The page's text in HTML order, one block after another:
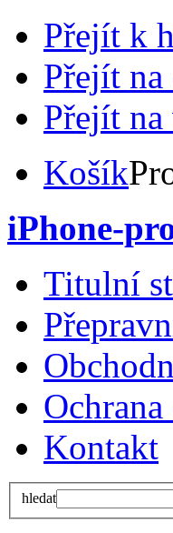
Přejít k
Přejít na
Přejít
Košík
iPhone-
Titulní
Kontakt
hledat